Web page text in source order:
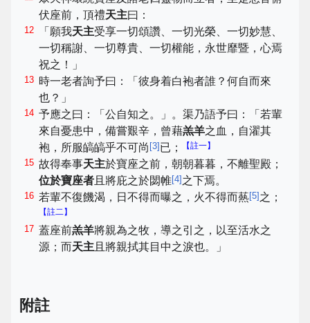
伏座前，頂禮天主曰：
12 「願我天主受享一切頌讚、一切光榮、一切妙慧、
一切稱謝、一切尊貴、一切權能，永世靡暨，心焉
祝之！」
13 時一老者詢予曰：「彼身着白袍者誰？何自而來
也？」
14 予應之曰：「公自知之。」。渠乃語予曰：「若輩
來自憂患中，備嘗艱辛，曾藉羔羊之血，自濯其
袍，所服皜皜乎不可尚 [3] 已； 【註一】
15 故得奉事天主於寶座之前，朝朝暮暮，不離聖殿；
位於寶座者 且將庇之於閟帷[4] 之下焉。
16 若輩不復饑渴，日不得而曝之，火不得而爇[5] 之；
【註二】
17 蓋座前羔羊將親為之牧，導之引之，以至活水之
源；而天主 且將親拭其目中之淚也。」
附註